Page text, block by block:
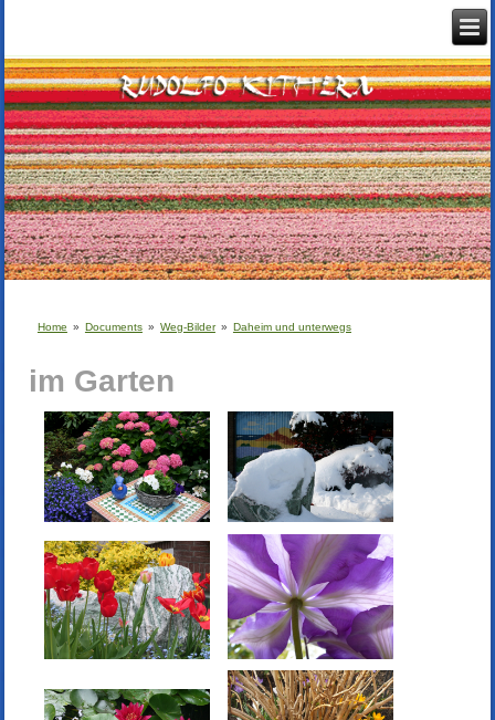
Home » Documents » Weg-Bilder » Daheim und unterwegs
im Garten